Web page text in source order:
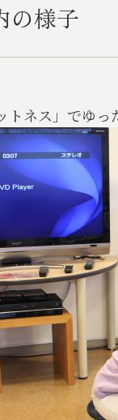
の様子
トネス」でゆっ